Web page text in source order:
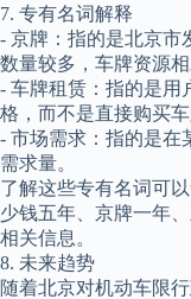
7. 专有名词解释
- 京牌：指的是北京市
数量较多，车牌资源相
- 车牌租赁：指的是用
格，而不是直接购买车
- 市场需求：指的是在
需求量。
了解这些专有名词可
少钱五年、京牌一年
相关信息。
8. 未来趋势
随着北京对机动车限